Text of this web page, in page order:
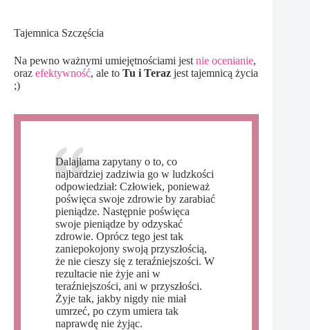
Tajemnica Szczęścia
Na pewno ważnymi umiejętnościami jest nie ocenianie,
oraz efektywność, ale to Tu i Teraz jest tajemnicą życia
;)
Dalajlama zapytany o to, co
najbardziej zadziwia go w ludzkości
odpowiedział: Człowiek, ponieważ
poświęca swoje zdrowie by zarabiać
pieniądze. Następnie poświęca
swoje pieniądze by odzyskać
zdrowie. Oprócz tego jest tak
zaniepokojony swoją przyszłością,
że nie cieszy się z teraźniejszości. W
rezultacie nie żyje ani w
teraźniejszości, ani w przyszłości.
Żyje tak, jakby nigdy nie miał
umrzeć, po czym umiera tak
naprawdę nie żyjąc.